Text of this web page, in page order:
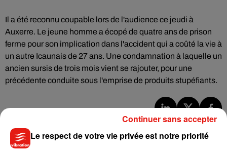
Il a été reconnu coupable lors de l'audience ce jeudi à
Auxerre. Le jeune homme a écopé de quatre ans de prison
ferme pour son implication dans l'accident qui a coûté la vie à
un autre Icaunais de 27 ans. Une condamnation à laquelle un
ancien sursis de trois mois vient se rajouter, pour une
précédente conduite sous l'emprise de produits stupéfiants.
Musique
Le respect de votre vie privée est notre priorité
Continuer sans accepter